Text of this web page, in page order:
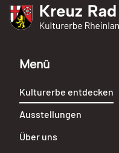
Menü
Kulturerbe entdecken
Ausstellungen
Über uns